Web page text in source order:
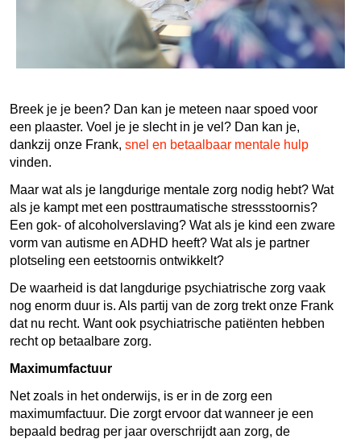
Breek je je been? Dan kan je meteen naar spoed voor
een plaaster. Voel je je slecht in je vel? Dan kan je,
dankzij onze Frank, snel en betaalbaar mentale hulp
vinden.
Maar wat als je langdurige mentale zorg nodig hebt? Wat
als je kampt met een posttraumatische stressstoornis?
Een gok- of alcoholverslaving? Wat als je kind een zware
vorm van autisme en ADHD heeft? Wat als je partner
plotseling een eetstoornis ontwikkelt?
De waarheid is dat langdurige psychiatrische zorg vaak
nog enorm duur is. Als partij van de zorg trekt onze Frank
dat nu recht. Want ook psychiatrische patiënten hebben
recht op betaalbare zorg.
Maximumfactuur
Net zoals in het onderwijs, is er in de zorg een
maximumfactuur. Die zorgt ervoor dat wanneer je een
bepaald bedrag per jaar overschrijdt aan zorg, de